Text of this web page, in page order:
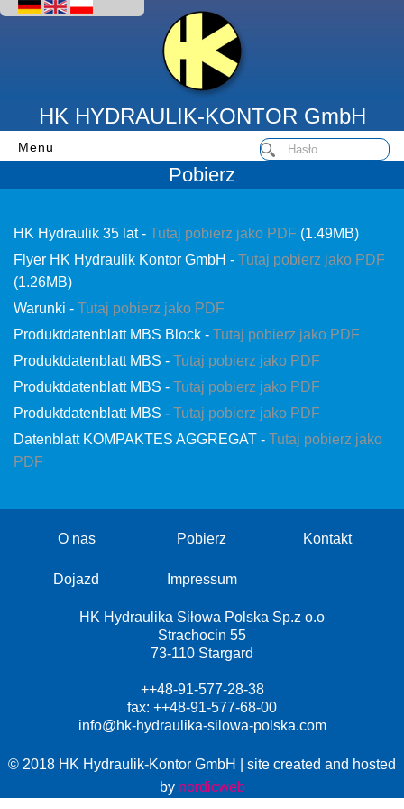
HK HYDRAULIK-KONTOR GmbH
Menu
Pobierz
HK Hydraulik 35 lat - Tutaj pobierz jako PDF (1.49MB)
Flyer HK Hydraulik Kontor GmbH - Tutaj pobierz jako PDF
(1.26MB)
Warunki - Tutaj pobierz jako PDF
Produktdatenblatt MBS Block - Tutaj pobierz jako PDF
Produktdatenblatt MBS - Tutaj pobierz jako PDF
Produktdatenblatt MBS - Tutaj pobierz jako PDF
Produktdatenblatt MBS - Tutaj pobierz jako PDF
Datenblatt KOMPAKTES AGGREGAT - Tutaj pobierz jako
PDF
O nas Pobierz Kontakt
Dojazd Impressum
HK Hydraulika Siłowa Polska Sp.z o.o
Strachocin 55
73-110 Stargard
++48-91-577-28-38
fax: ++48-91-577-68-00
info@hk-hydraulika-silowa-polska.com
© 2018 HK Hydraulik-Kontor GmbH | site created and hosted
by nordicweb